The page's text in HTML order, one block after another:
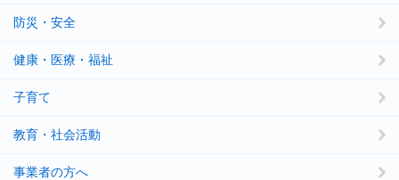
防災・安全
健康・医療・福祉
子育て
教育・社会活動
事業者の方へ